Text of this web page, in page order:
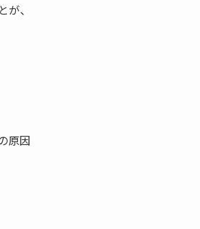
、
原因